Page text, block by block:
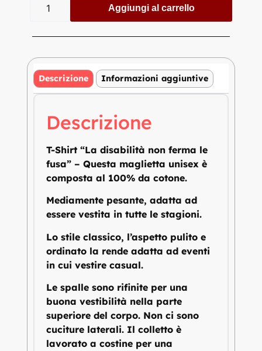
Aggiungi al carrello
Descrizione Informazioni aggiuntive
Descrizione
T-Shirt “La disabilità non ferma le
fusa” – Questa maglietta unisex è
composta al 100% da cotone.
Mediamente pesante, adatta ad
essere vestita in tutte le stagioni.
Lo stile classico, l’aspetto pulito e
ordinato la rende adatta ad eventi
in cui vestire casual.
Le spalle sono rifinite per una
buona vestibilità nella parte
superiore del corpo. Non ci sono
cuciture laterali. Il colletto è
lavorato a costine per una